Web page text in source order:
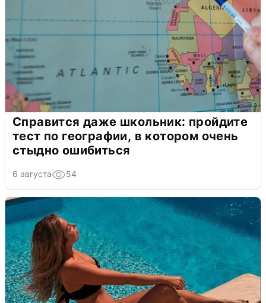
Справится даже школьник: пройдите
тест по географии, в котором очень
стыдно ошибиться
6 августа 54